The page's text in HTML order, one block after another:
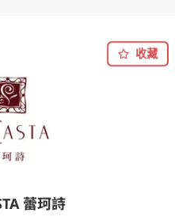
蕾珂詩
收藏